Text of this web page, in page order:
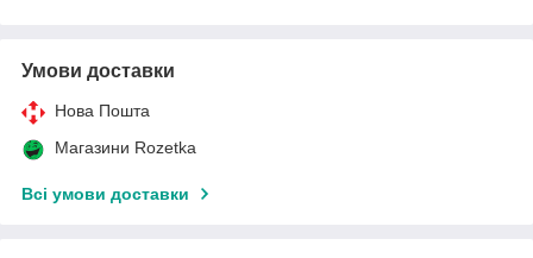
Умови доставки
Нова Пошта
Магазини Rozetka
Всі умови доставки